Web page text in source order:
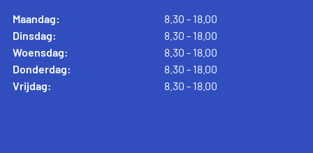
Maandag:
8.30 - 18.00
Dinsdag:
8.30 - 18.00
Woensdag:
8.30 - 18.00
Donderdag:
8.30 - 18.00
Vrijdag:
8.30 - 18.00